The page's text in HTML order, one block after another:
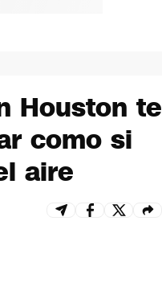
Houston te
como si
aire